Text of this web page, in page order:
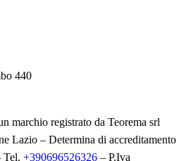
440
marchio registrato da Teorema srl
Lazio – Determina di accreditamento
Tel. +390696526326 – P.Iva